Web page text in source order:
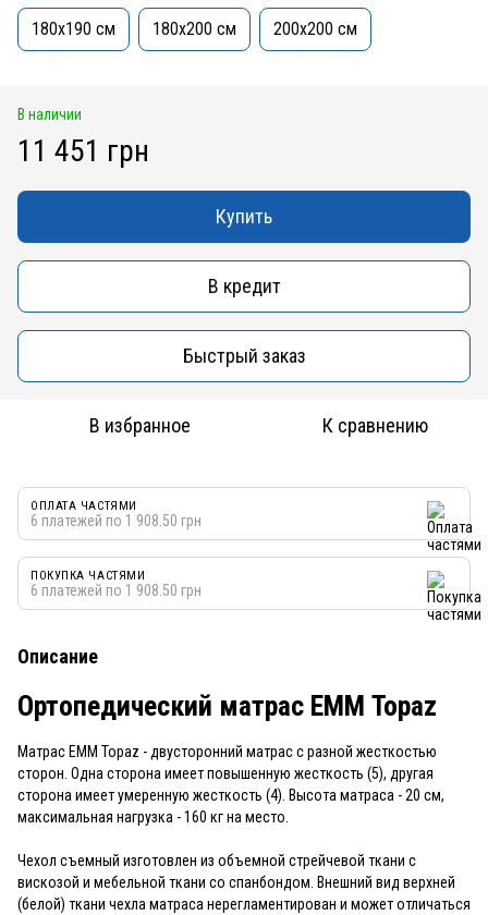
180x190 см 180x200 см 200x200 см
В наличии
11 451 грн
Купить
В кредит
Быстрый заказ
В избранное К сравнению
ОПЛАТА ЧАСТЯМИ
6 платежей по 1 908.50 грн
ПОКУПКА ЧАСТЯМИ
6 платежей по 1 908.50 грн
Описание
Ортопедический матрас ЕММ Topaz
Матрас ЕММ Topaz - двусторонний матрас с разной жесткостью
сторон. Одна сторона имеет повышенную жесткость (5), другая
сторона имеет умеренную жесткость (4). Высота матраса - 20 см,
максимальная нагрузка - 160 кг на место.
Чехол съемный изготовлен из объемной стрейчевой ткани с
вискозой и мебельной ткани со спанбондом. Внешний вид верхней
(белой) ткани чехла матраса нерегламентирован и может отличаться